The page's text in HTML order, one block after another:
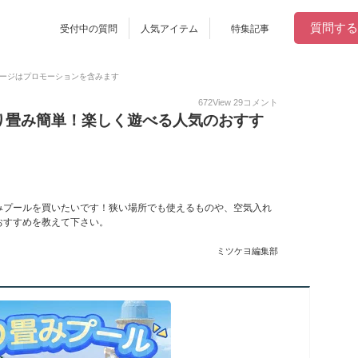
受付中の質問 人気アイテム 特集記事 質問する
ジはプロモーションを含みます
672View 29コメント
み簡単！楽しく遊べる人気のおすす
ールを買いたいです！狭い場所でも使えるものや、空気入れ
すめを教えて下さい。
ミツケヨ編集部